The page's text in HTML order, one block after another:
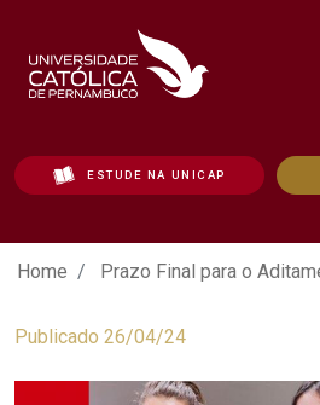
ESTUDE NA UNICAP
Prazo Final para o
Home Prazo Final para o
Publicado 26/04/24